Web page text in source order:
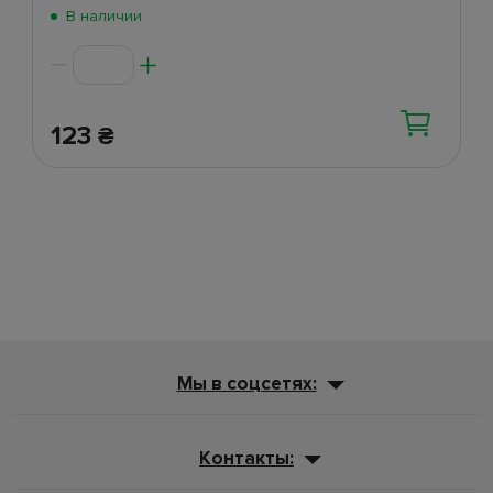
Поступление 5 июня
Поступление 2 июня
В наличии
123 ₴
Мы в соцсетях:
Контакты: